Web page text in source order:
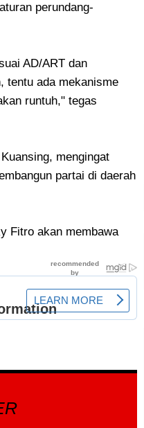
perundang-
AD/ART dan
tentu ada mekanisme
runtuh," tegas
mengingat
partai di daerah
Fitro akan membawa